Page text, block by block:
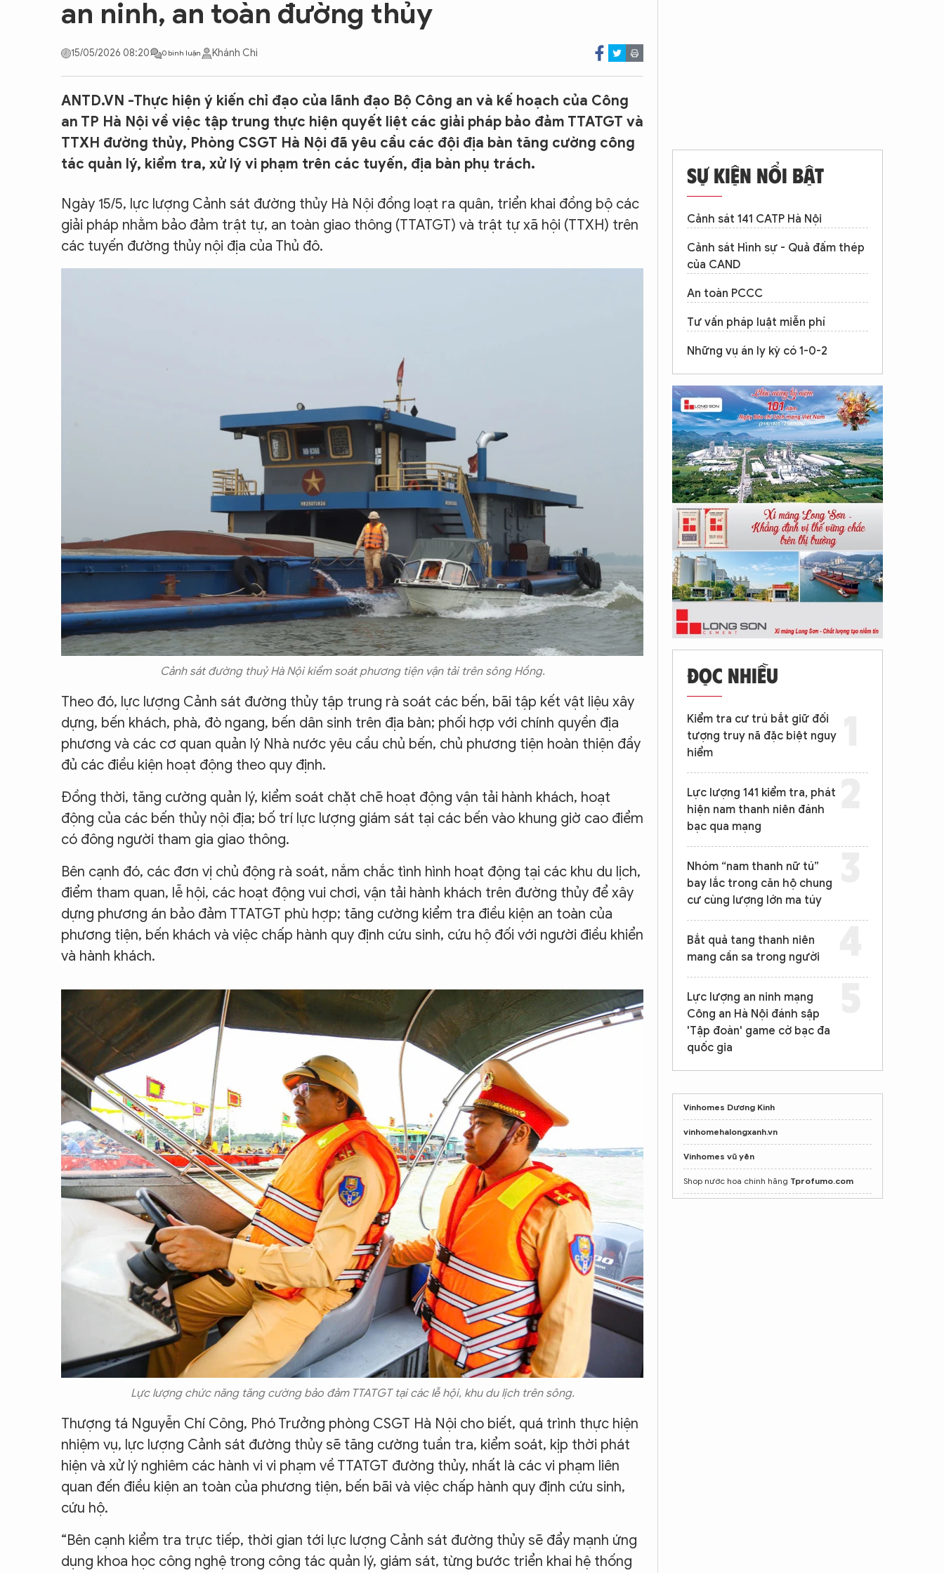
CON ĐƯỜNG KHỞI NGHIỆP
an ninh, an toàn đường thủy
15/05/2026 08:20 0 bình luận Khánh Chi
ANTD.VN -Thực hiện ý kiến chỉ đạo của lãnh đạo Bộ Công an và kế hoạch của Công
an TP Hà Nội về việc tập trung thực hiện quyết liệt các giải pháp bảo đảm TTATGT và
TTXH đường thủy, Phòng CSGT Hà Nội đã yêu cầu các đội địa bàn tăng cường công
tác quản lý, kiểm tra, xử lý vi phạm trên các tuyến, địa bàn phụ trách.
Ngày 15/5, lực lượng Cảnh sát đường thủy Hà Nội đồng loạt ra quân, triển khai đồng bộ các
giải pháp nhằm bảo đảm trật tự, an toàn giao thông (TTATGT) và trật tự xã hội (TTXH) trên
các tuyến đường thủy nội địa của Thủ đô.
Cảnh sát đường thuỷ Hà Nội kiểm soát phương tiện vận tải trên sông Hồng.
Theo đó, lực lượng Cảnh sát đường thủy tập trung rà soát các bến, bãi tập kết vật liệu xây
dựng, bến khách, phà, đò ngang, bến dân sinh trên địa bàn; phối hợp với chính quyền địa
phương và các cơ quan quản lý Nhà nước yêu cầu chủ bến, chủ phương tiện hoàn thiện đầy
đủ các điều kiện hoạt động theo quy định.
Đồng thời, tăng cường quản lý, kiểm soát chặt chẽ hoạt động vận tải hành khách, hoạt
động của các bến thủy nội địa; bố trí lực lượng giám sát tại các bến vào khung giờ cao điểm
có đông người tham gia giao thông.
Bên cạnh đó, các đơn vị chủ động rà soát, nắm chắc tình hình hoạt động tại các khu du lịch,
điểm tham quan, lễ hội, các hoạt động vui chơi, vận tải hành khách trên đường thủy để xây
dựng phương án bảo đảm TTATGT phù hợp; tăng cường kiểm tra điều kiện an toàn của
phương tiện, bến khách và việc chấp hành quy định cứu sinh, cứu hộ đối với người điều khiển
và hành khách.
Lực lượng chức năng tăng cường bảo đảm TTATGT tại các lễ hội, khu du lịch trên sông.
Thượng tá Nguyễn Chí Công, Phó Trưởng phòng CSGT Hà Nội cho biết, quá trình thực hiện
nhiệm vụ, lực lượng Cảnh sát đường thủy sẽ tăng cường tuần tra, kiểm soát, kịp thời phát
hiện và xử lý nghiêm các hành vi vi phạm về TTATGT đường thủy, nhất là các vi phạm liên
quan đến điều kiện an toàn của phương tiện, bến bãi và việc chấp hành quy định cứu sinh,
cứu hộ.
“Bên cạnh kiểm tra trực tiếp, thời gian tới lực lượng Cảnh sát đường thủy sẽ đẩy mạnh ứng
dụng khoa học công nghệ trong công tác quản lý, giám sát, từng bước triển khai hệ thống
SỰ KIỆN NỔI BẬT
Cảnh sát 141 CATP Hà Nội
Cảnh sát Hình sự - Quả đấm thép
của CAND
An toàn PCCC
Tư vấn pháp luật miễn phí
Những vụ án ly kỳ có 1-0-2
ĐỌC NHIỀU
Kiểm tra cư trú bắt giữ đối
tượng truy nã đặc biệt nguy
hiểm
Lực lượng 141 kiểm tra, phát
hiện nam thanh niên đánh
bạc qua mạng
Nhóm “nam thanh nữ tú”
bay lắc trong căn hộ chung
cư cùng lượng lớn ma túy
Bắt quả tang thanh niên
mang cần sa trong người
Lực lượng an ninh mạng
Công an Hà Nội đánh sập
'Tập đoàn' game cờ bạc đa
quốc gia
Vinhomes Dương Kinh
vinhomehalongxanh.vn
Vinhomes vũ yên
Shop nước hoa chính hãng Tprofumo.com